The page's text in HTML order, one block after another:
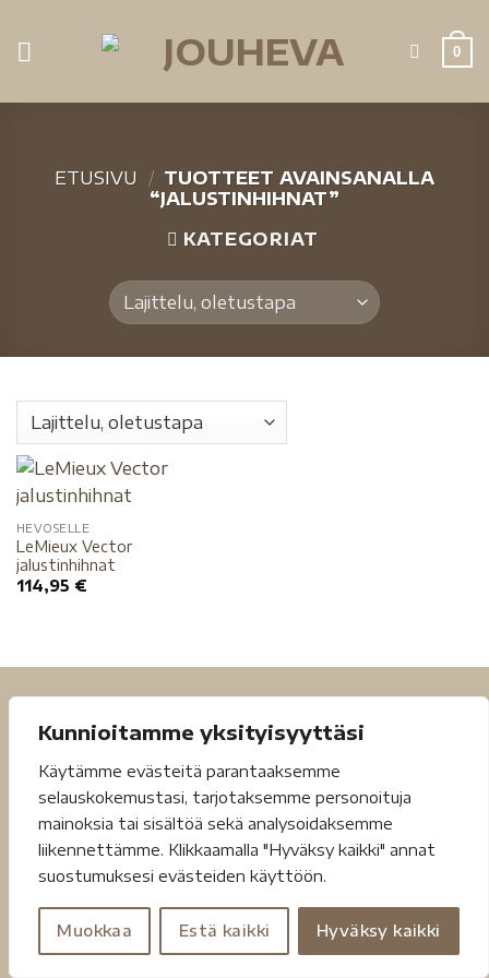
Kunnioitamme yksityisyyttäsi
Käytämme evästeitä parantaaksemme
selauskokemustasi, tarjotaksemme personoituja
mainoksia tai sisältöä sekä analysoidaksemme
liikennettämme. Klikkaamalla "Hyväksy kaikki" annat
suostumuksesi evästeiden käyttöön.
Muokkaa Estä kaikki Hyväksy kaikki
0
ETUSIVU / TUOTTEET AVAINSANALLA
“JALUSTINHIHNAT”
KATEGORIAT
HEVOSELLE
LeMieux Vector
jalustinhihnat
114,95 €
Tietosuojaseloste Toimitusehdot
Copyright 2026 ©Jouheva.net